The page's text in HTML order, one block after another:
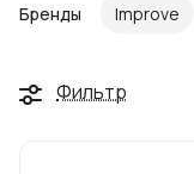
Бренды Improve
Фильтр